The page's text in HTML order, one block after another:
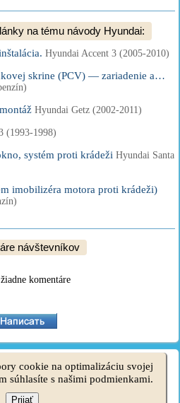
na tému návody Hyundai:
Hyundai Accent 3 (2005-2010)
skrine (PCV) — zariadenie a…
Hyundai Getz (2002-2011)
(1993-1998)
systém proti krádeži Hyundai Santa
imobilizéra motora proti krádeži)
návštevníkov
komentáre
na stránke· Majitelia Hyundai
·Elantra 1·Elantra 2·Elantra 3·
Fe 2
cookie na optimalizáciu svojej
súhlasíte s našimi podmienkami.
Prijať